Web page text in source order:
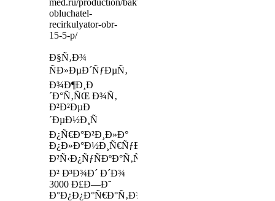
med.ru/production/baktericidnyj-
obluchatel-
recirkulyator-obr-
15-5-p/
Ð§Ñ‚Ð¾
ÑÐ»ÐµÐ´ÑƒÐµÑ‚
Ð¾Ð¶Ð¸Ð
´Ð°Ñ‚ÑŒ Ð¾Ñ‚
Ð²Ð²ÐµÐ
´ÐµÐ½Ð¸Ñ
Ð¿Ñ€Ð°Ð²Ð¸Ð»Ð°
Ð¿Ð»Ð°Ð½Ð¸Ñ€ÑƒÐµÑ‚
Ð²Ñ‹Ð¿ÑƒÑÐºÐ°Ñ‚ÑŒ
Ð² Ð³Ð¾Ð´ Ð´Ð¾
3000 Ð£Ð—Ð˜
Ð°Ð¿Ð¿Ð°Ñ€Ð°Ñ‚Ð¾Ð²